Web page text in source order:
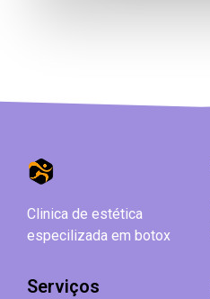
Clinica de estética
especilizada em botox
Serviços